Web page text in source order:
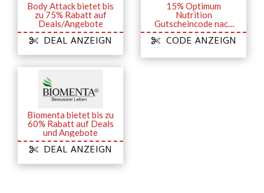
Body Attack bietet bis
zu 75% Rabatt auf
Deals/Angebote
DEAL ANZEIGN
15% Optimum
Nutrition
Gutscheincode nach
E-Mail-Registrierung
CODE ANZEIGN
Biomenta bietet bis zu
60% Rabatt auf Deals
und Angebote
DEAL ANZEIGN